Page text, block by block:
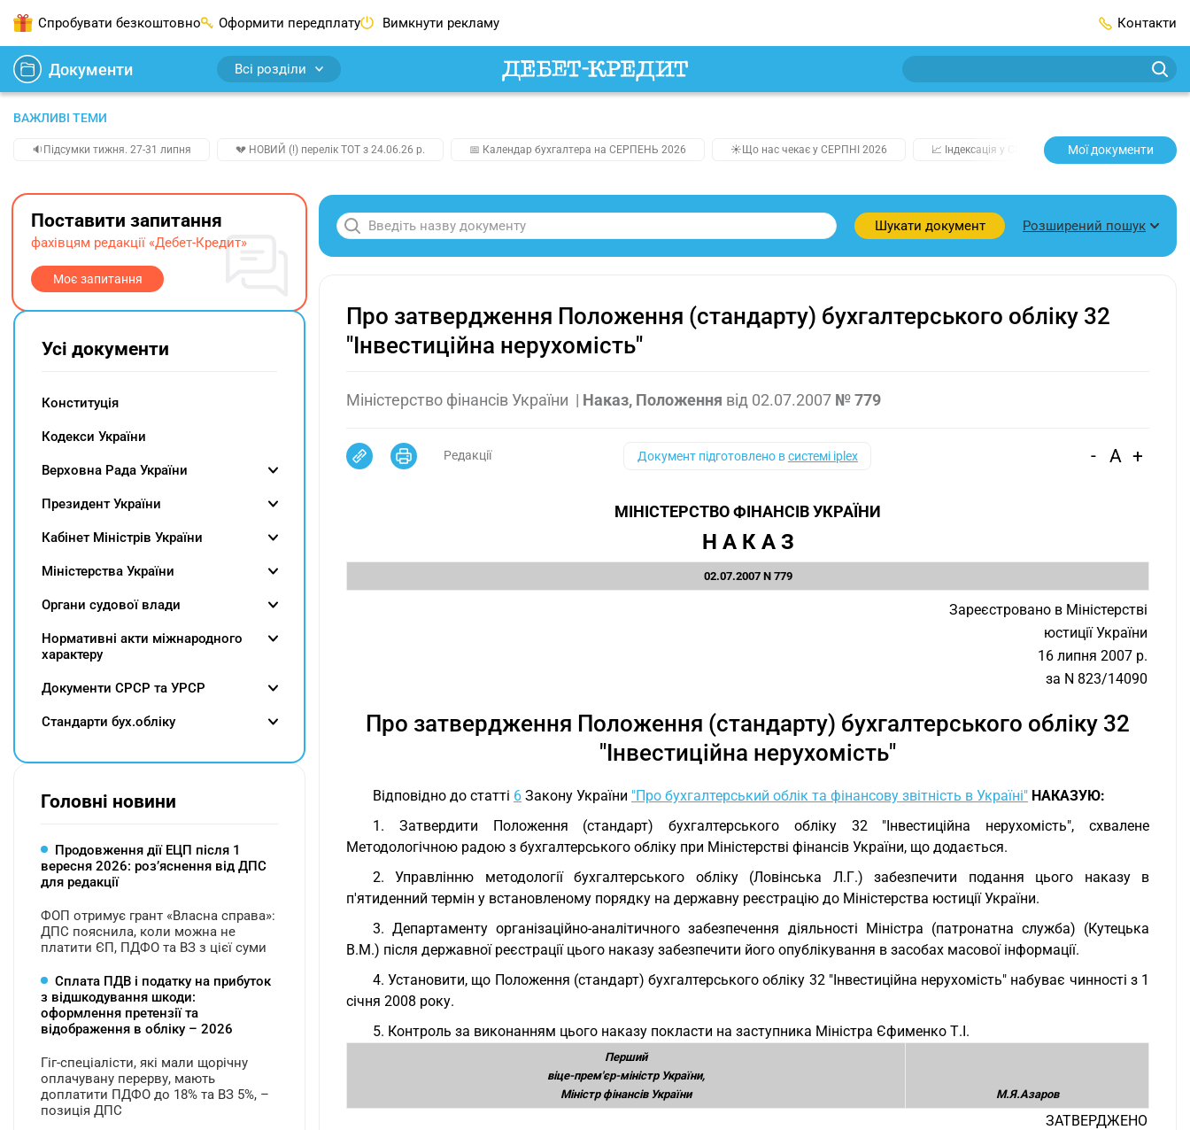
Спробувати безкоштовно Оформити передплату Вимкнути рекламу Контакти
Документи Всі розділи
ВАЖЛИВІ ТЕМИ
🔉Підсумки тижня. 27-31 липня 💔 НОВИЙ (!) перелік ТОТ з 24.06.26 р. 📅 Календар бухгалтера на СЕРПЕНЬ 2026 ☀️Що нас чекає у СЕРПНІ 2026 📈 Індексація у СЕРПНІ 2️⃣0️⃣2️⃣7️⃣ Усі
Мої документи
Шукати документ Розширений пошук
Про затвердження Положення (стандарту) бухгалтерського обліку 32
"Інвестиційна нерухомість"
Міністерство фінансів України | Наказ, Положення від 02.07.2007 № 779
Редакції Документ підготовлено всистемі iplex - A +
МІНІСТЕРСТВО ФІНАНСІВ УКРАЇНИ
Н А К А З
02.07.2007 N 779
Зареєстровано в Міністерстві
юстиції України
16 липня 2007 р.
за N 823/14090
Про затвердження Положення (стандарту) бухгалтерського обліку 32
"Інвестиційна нерухомість"
Відповідно до статті 6 Закону України "Про бухгалтерський облік та фінансову звітність в Україні" НАКАЗУЮ:
1. Затвердити Положення (стандарт) бухгалтерського обліку 32 "Інвестиційна нерухомість", схвалене
Методологічною радою з бухгалтерського обліку при Міністерстві фінансів України, що додається.
2. Управлінню методології бухгалтерського обліку (Ловінська Л.Г.) забезпечити подання цього наказу в
п'ятиденний термін у встановленому порядку на державну реєстрацію до Міністерства юстиції України.
3. Департаменту організаційно-аналітичного забезпечення діяльності Міністра (патронатна служба) (Кутецька
В.М.) після державної реєстрації цього наказу забезпечити його опублікування в засобах масової інформації.
4. Установити, що Положення (стандарт) бухгалтерського обліку 32 "Інвестиційна нерухомість" набуває чинності з 1
січня 2008 року.
5. Контроль за виконанням цього наказу покласти на заступника Міністра Єфименко Т.І.
Перший
віце-прем'єр-міністр України,
Міністр фінансів України
М.Я.Азаров
ЗАТВЕРДЖЕНО
Поставити запитання
фахівцям редакції «Дебет-Кредит»
Моє запитання
Усі документи
Конституція
Кодекси України
Верховна Рада України
Президент України
Кабінет Міністрів України
Міністерства України
Органи судової влади
Нормативні акти міжнародного
характеру
Документи СРСР та УРСР
Cтандарти бух.обліку
Головні новини
Продовження дії ЕЦП після 1
вересня 2026: розʼяснення від ДПС
для редакції
ФОП отримує грант «Власна справа»:
ДПС пояснила, коли можна не
платити ЄП, ПДФО та ВЗ з цієї суми
Сплата ПДВ і податку на прибуток
з відшкодування шкоди:
оформлення претензії та
відображення в обліку – 2026
Гіг-спеціалісти, які мали щорічну
оплачувану перерву, мають
доплатити ПДФО до 18% та ВЗ 5%, –
позиція ДПС